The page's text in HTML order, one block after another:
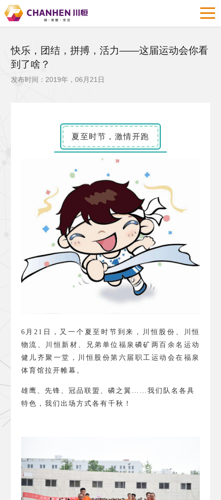
快乐，团结，拼搏，活力——这届运动会你看
到了啥？
发布时间：2019年，06月21日
夏至时节，激情开跑
6 月 21 日，又一个夏至时节到来，川恒股份、川恒
物流、川恒新材、兄弟单位福泉磷矿两百余名运动
健儿齐聚一堂，川恒股份第六届职工运动会在福泉
体育馆拉开帷幕。
雄鹰、先锋、冠品联盟、磷之翼……我们队名各具
特色，我们出场方式各有千秋！